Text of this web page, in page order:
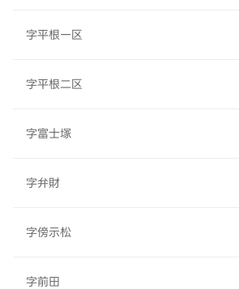
字平根一区
字平根二区
字富士塚
字弁財
字傍示松
字前田